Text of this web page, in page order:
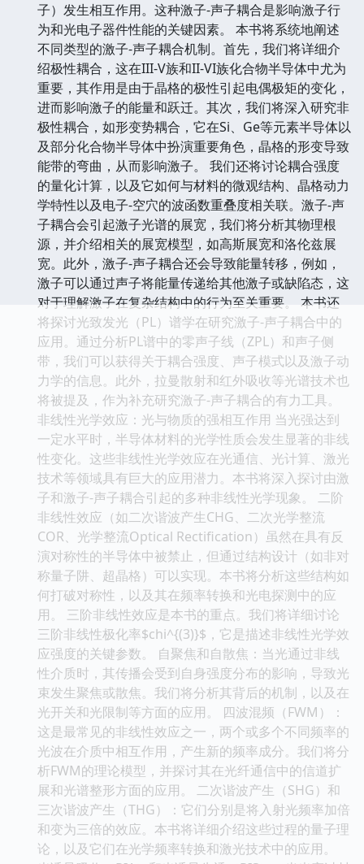
子）发生相互作用。这种激子-声子耦合是影响激子行
为和光电子器件性能的关键因素。 本书将系统地阐述
不同类型的激子-声子耦合机制。首先，我们将详细介
绍极性耦合，这在III-V族和II-VI族化合物半导体中尤为
重要，其作用是由于晶格的极性引起电偶极矩的变化，
进而影响激子的能量和跃迁。其次，我们将深入研究非
极性耦合，如形变势耦合，它在Si、Ge等元素半导体以
及部分化合物半导体中扮演重要角色，晶格的形变导致
能带的弯曲，从而影响激子。 我们还将讨论耦合强度
的量化计算，以及它如何与材料的微观结构、晶格动力
学特性以及电子-空穴的波函数重叠度相关联。激子-声
子耦合会引起激子光谱的展宽，我们将分析其物理根
源，并介绍相关的展宽模型，如高斯展宽和洛伦兹展
宽。此外，激子-声子耦合还会导致能量转移，例如，
激子可以通过声子将能量传递给其他激子或缺陷态，这
对于理解激子在复杂结构中的行为至关重要。 本书还
将探讨光致发光（PL）谱学在研究激子-声子耦合中的
应用。通过分析PL谱中的零声子线（ZPL）和声子侧
带，我们可以获得关于耦合强度、声子模式以及激子动
力学的信息。此外，拉曼散射和红外吸收等光谱技术也
将被提及，作为补充研究激子-声子耦合的有力工具。
非线性光学效应：光与物质的强相互作用 当光强达到
一定水平时，半导体材料的光学性质会发生显著的非线
性变化。这些非线性光学效应在光通信、光计算、激光
技术等领域具有巨大的应用潜力。本书将深入探讨由激
子和激子-声子耦合引起的多种非线性光学现象。 二阶
非线性效应（如二次谐波产生CHG、二次光学整流
COR、光学整流Optical Rectification）虽然在具有反
演对称性的半导体中被禁止，但通过结构设计（如非对
称量子阱、超晶格）可以实现。本书将分析这些结构如
何打破对称性，以及其在频率转换和光电探测中的应
用。 三阶非线性效应是本书的重点。我们将详细讨论
三阶非线性极化率$chi^{(3)}$，它是描述非线性光学效
应强度的关键参数。 自聚焦和自散焦：当光通过非线
性介质时，其传播会受到自身强度分布的影响，导致光
束发生聚焦或散焦。我们将分析其背后的机制，以及在
光开关和光限制等方面的应用。 四波混频（FWM）：
这是最常见的非线性效应之一，两个或多个不同频率的
光波在介质中相互作用，产生新的频率成分。我们将分
析FWM的理论模型，并探讨其在光纤通信中的信道扩
展和光谱整形方面的应用。 二次谐波产生（SHG）和
三次谐波产生（THG）：它们分别是将入射光频率加倍
和变为三倍的效应。本书将详细介绍这些过程的量子理
论，以及它们在光学频率转换和激光技术中的应用。